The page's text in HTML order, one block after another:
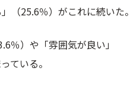
（25.6％）がこれに続いた。
％）や「雰囲気が良い」
ている。